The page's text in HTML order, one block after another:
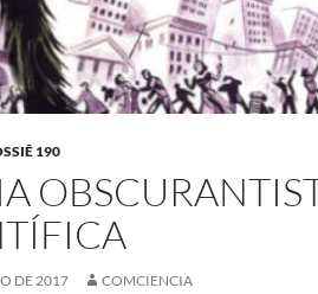
190
DE 2017 COMCIENCIA